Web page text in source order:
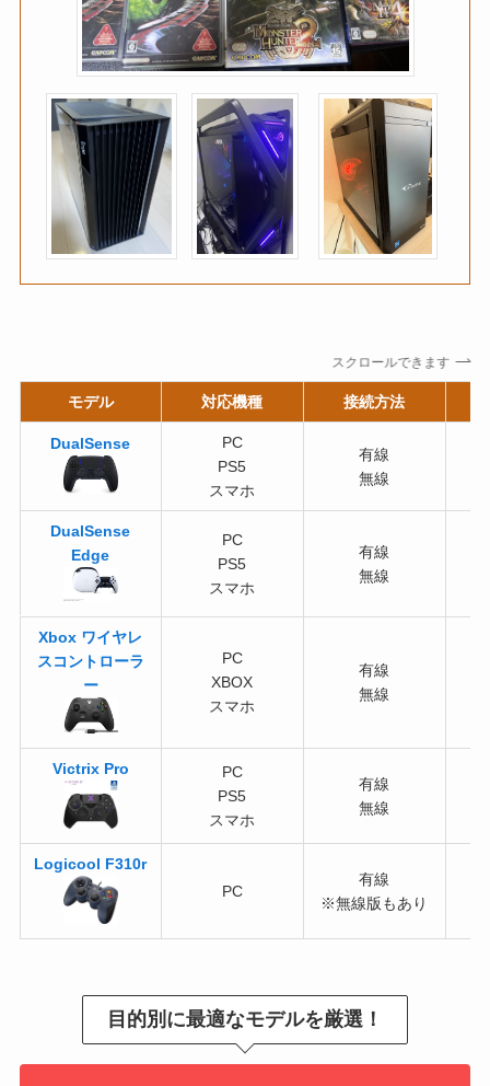
スクロールできます
モデル 対応機種 接続方法
DualSense
PC
PS5
スマホ
有線
無線
DualSense
Edge
PC
PS5
スマホ
有線
無線
Xbox ワイヤレ
スコントローラ
ー
PC
XBOX
スマホ
有線
無線
Victrix Pro
PC
PS5
スマホ
有線
無線
Logicool F310r
PC
有線
※無線版もあり
目的別に最適なモデルを厳選！